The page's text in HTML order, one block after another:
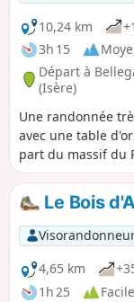
10,24 km
3h 15
Départ à
(Isère)
Une randonnée
avec une table
part du massif du
le Vercors et la
la moitié du
préférable de ne
quelques jours
Le Bois
4,65 km
1h 25
Facile